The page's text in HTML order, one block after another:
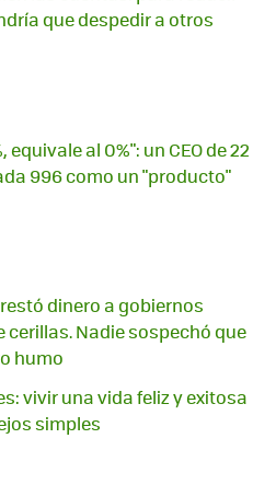
que despedir a otros
equivale al 0%": un CEO de 22
996 como un "producto"
dinero a gobiernos
cerillas. Nadie sospechó que
humo
vivir una vida feliz y exitosa
simples